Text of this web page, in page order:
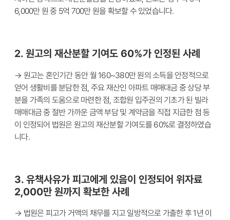
6,000만 원 중 5억 700만 원을 확보할 수 있었습니다.
2. 원고의 재산분할 기여도 60%가 인정된 사례
→ 원고는 혼인기간 동안 월 160~380만 원의 소득을 안정적으로
얻어 생활비를 분담한 점, 주요 재산인 아파트 매매대금 중 상당 부
분을 가족의 도움으로 마련한 점, 조합원 입주권의 기초가 된 빌라
매매대금 중 절반 가까운 금액 부담 및 계약금을 직접 지급한 점 등
이 인정되어 법원은 원고의 재산분할 기여도를 60%로 결정하였습
니다.
3. 유책사유가 피고에게 있음이 인정되어 위자료
2,000만 원까지 확보한 사례
→ 법원은 피고가 거액의 채무를 지고 일방적으로 가출한 후 1년 이